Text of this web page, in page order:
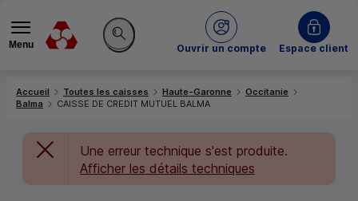
Menu
Rechercher sur le site
Ouvrir un compte
du Crédit MutuelEspace client
Accueil Toutes les caisses Haute-Garonne
Occitanie
Balma
CAISSE DE CREDIT MUTUEL BALMA
Une erreur technique s'est produite.
Afficher les détails techniques